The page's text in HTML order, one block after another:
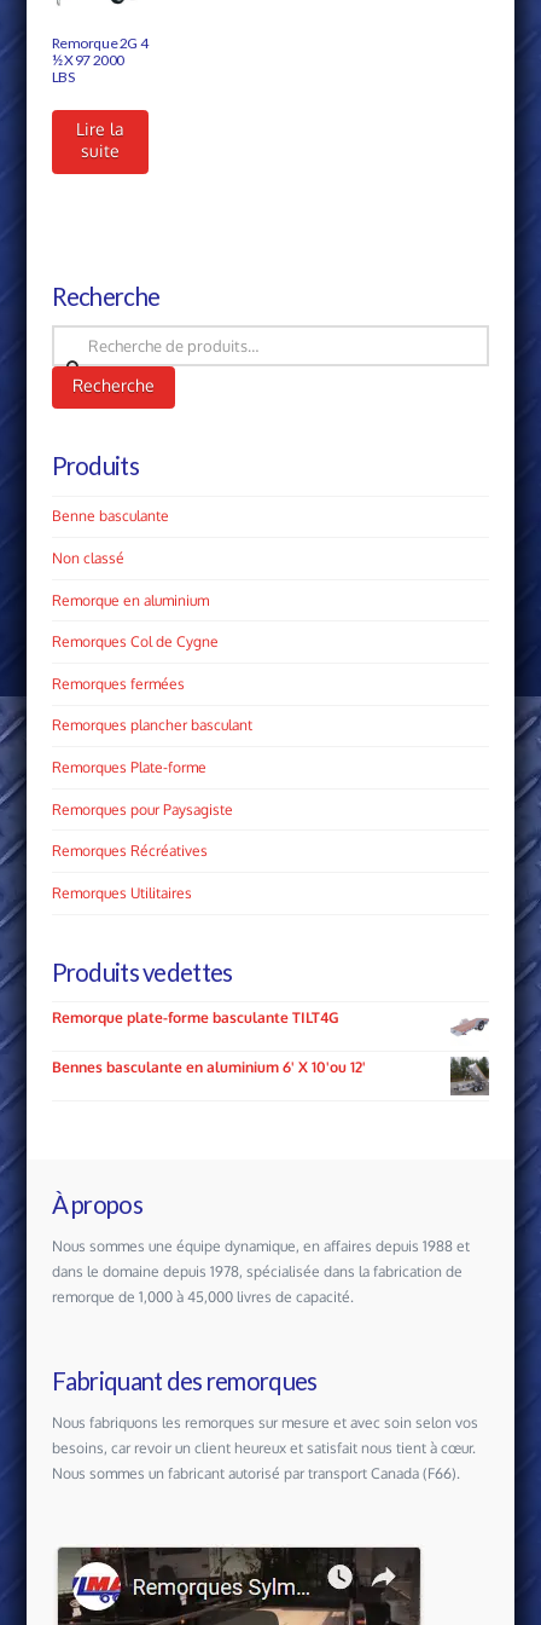
Remorque 2G 4
½ X 97 2000
LBS
Lire la
suite
Recherche
Recherche
pour :
Recherche
Produits
Benne basculante
Non classé
Remorque en aluminium
Remorques Col de Cygne
Remorques fermées
Remorques plancher basculant
Remorques Plate­-forme
Remorques pour Paysagiste
Remorques Récréatives
Remorques Utilitaires
Produits vedettes
Remorque plate-forme basculante TILT4G
Bennes basculante en aluminium 6' X 10'ou 12'
À propos
Nous sommes une équipe dynamique, en affaires depuis 1988 et
dans le domaine depuis 1978, spécialisée dans la fabrication de
remorque de 1,000 à 45,000 livres de capacité.
Fabriquant des remorques
Nous fabriquons les remorques sur mesure et avec soin selon vos
besoins, car revoir un client heureux et satisfait nous tient à cœur.
Nous sommes un fabricant autorisé par transport Canada (F66).